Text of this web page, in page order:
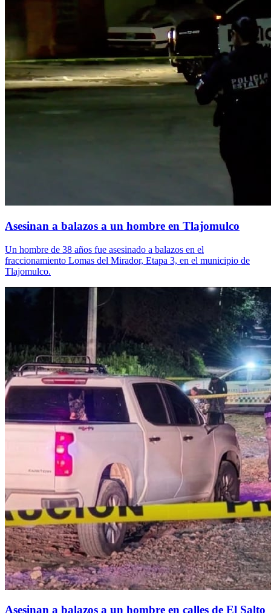
Asesinan a balazos a un hombre en Tlajomulco
Un hombre de 38 años fue asesinado a balazos en el
fraccionamiento Lomas del Mirador, Etapa 3, en el municipio de
Tlajomulco.
Asesinan a balazos a un hombre en calles de El Salto